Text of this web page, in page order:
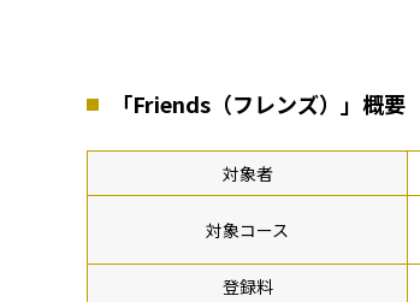
「Friends（フレンズ）」概要
対象者
対象コース
登録料